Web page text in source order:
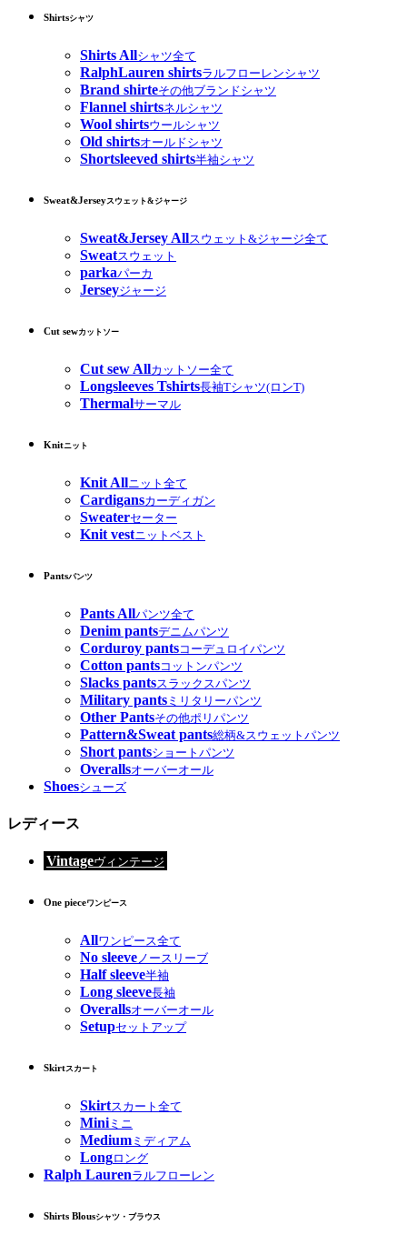
Shirtsシャツ
Shirts Allシャツ全て
RalphLauren shirtsラルフローレンシャツ
Brand shirteその他ブランドシャツ
Flannel shirtsネルシャツ
Wool shirtsウールシャツ
Old shirtsオールドシャツ
Shortsleeved shirts半袖シャツ
Sweat&Jerseyスウェット&ジャージ
Sweat&Jersey Allスウェット&ジャージ全て
Sweatスウェット
parkaパーカ
Jerseyジャージ
Cut sewカットソー
Cut sew Allカットソー全て
Longsleeves Tshirts長袖Tシャツ(ロンT)
Thermalサーマル
Knitニット
Knit Allニット全て
Cardigansカーディガン
Sweaterセーター
Knit vestニットベスト
Pantsパンツ
Pants Allパンツ全て
Denim pantsデニムパンツ
Corduroy pantsコーデュロイパンツ
Cotton pantsコットンパンツ
Slacks pantsスラックスパンツ
Military pants ミリタリーパンツ
Other Pantsその他ポリパンツ
Pattern&Sweat pants総柄&スウェットパンツ
Short pantsショートパンツ
Overallsオーバーオール
Shoesシューズ
レディース
Vintageヴィンテージ
One pieceワンピース
Allワンピース全て
No sleeveノースリーブ
Half sleeve半袖
Long sleeve長袖
Overallsオーバーオール
Setupセットアップ
Skirtスカート
Skirtスカート全て
Miniミニ
Medium ミディアム
Longロング
Ralph Laurenラルフローレン
Shirts Blousシャツ・ブラウス